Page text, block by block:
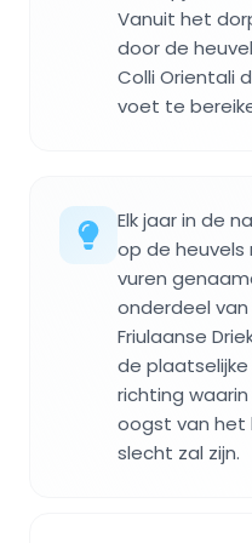
Vanuit het
door de
Colli Orientali
voet te
Elk jaar in de
op de
vuren
onderdeel
Friulaanse
de
richting
oogst van het
slecht zal zijn.